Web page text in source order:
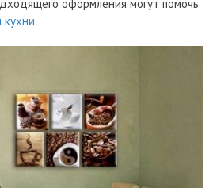
оформления могут помочь
кухни.